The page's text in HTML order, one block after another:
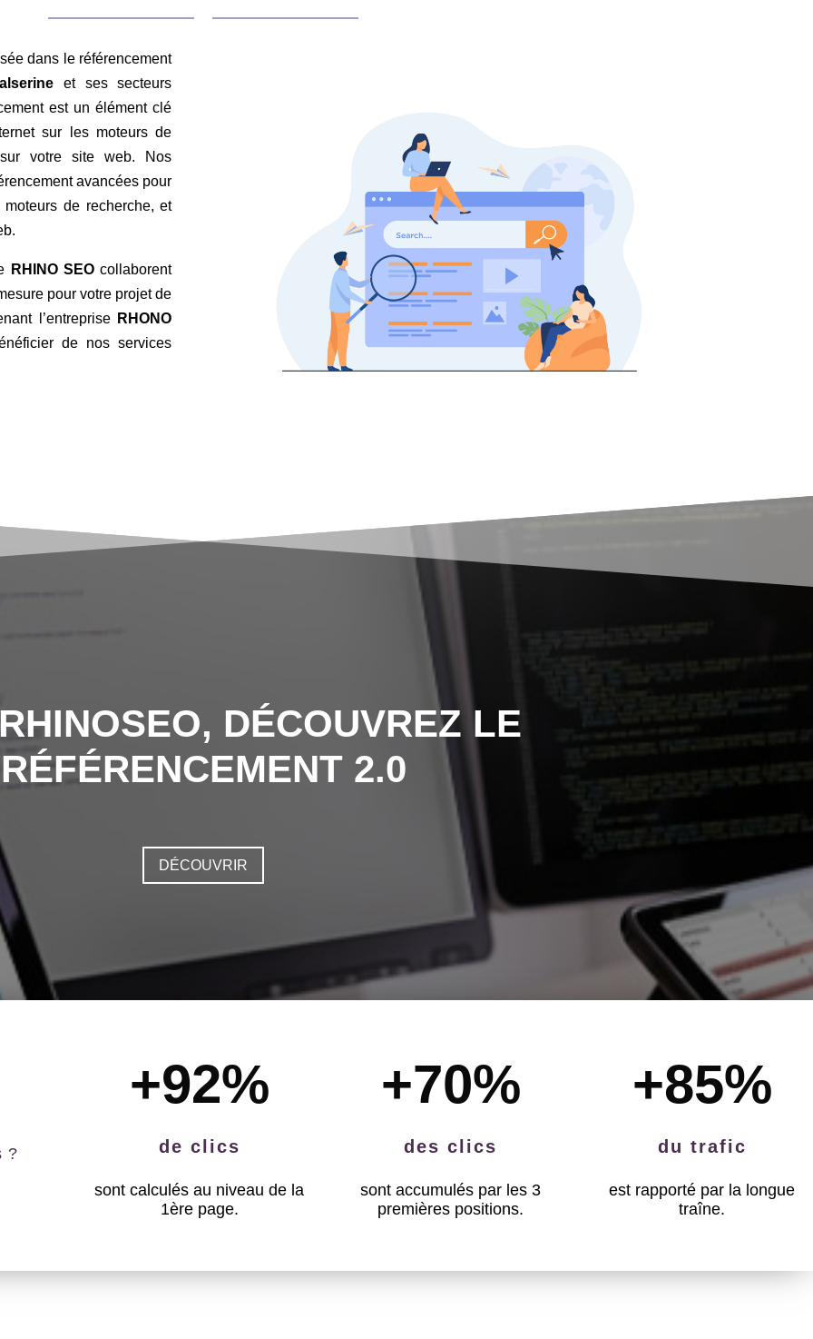
dans le référencement
et ses secteurs
est un élément clé
sur les moteurs de
votre site web. Nos
avancées pour
de recherche, et
RHINO SEO collaborent
pour votre projet de
l’entreprise RHONO
de nos services
DÉCOUVREZ LE
RÉFÉRENCEMENT 2.0
DÉCOUVRIR
?
+92%
de clics
sont calculés au niveau de la
1ère page.
+70%
des clics
sont accumulés par les 3
premières positions.
+85%
du trafic
est rapporté par la longue
traîne.